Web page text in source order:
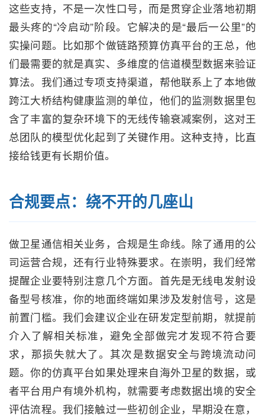
这些支持，不是一次性口号，而是贯穿企业落地初期
最头疼的“冷启动”阶段。它解决的是“最后一公里”的
实操问题。比如那个做链路预算仿真平台的王总，他
们最需要的就是真实、多维度的信道模型数据来验证
算法。我们通过专项支持渠道，帮他联系上了本地做
跨江大桥结构健康监测的单位，他们的监测数据里包
含了丰富的复杂环境下的无线传输衰减案例，这对王
总团队的模型优化起到了关键作用。这种支持，比直
接给钱更有长期价值。
合规要点：绕不开的几座山
做卫星通信相关业务，合规是生命线。除了通用的公
司运营合规，还有行业特殊要求。在崇明，我们经常
提醒企业要特别注意几个方面。首先是无线电发射设
备型号核准，你的地面终端如果涉及发射信号，这是
前置门槛。我们会建议企业在研发定型前期，就提前
介入了解相关标准，避免全部做完才发现不符合要
求，那损失就大了。其次是数据安全与跨境流动问
题。你的仿真平台如果处理来自海外卫星的数据，或
者平台用户有境外机构，就需要考虑数据出境的安全
评估流程。我们接触过一些初创企业，早期没在意，